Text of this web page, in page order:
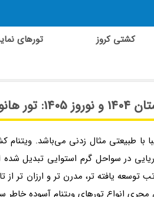
| تور لحظه آخری ویتنام | تور ویتنام قیمت | تور
با طبیعتی مثال زدنی می‌باشد.
در سواحل گرم استوایی تبدیل شده
توسعه یافته تر، مدرن تر و ارزان
مجری انواع تورهای ویتنام آسوده خاطر
کشتی کروز تورهای